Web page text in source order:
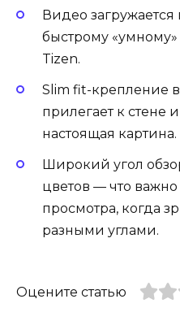
Видео
быстрому
Tizen.
Slim fit-крепление
прилегает к стене
настоящая картина.
Широкий угол
цветов — что
просмотра, когда
разными углами.
Оцените статью